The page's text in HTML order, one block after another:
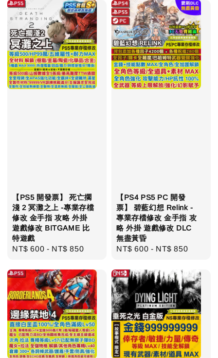
【PS5 開發票】 死亡擱
淺 2 冥灘之上 -專業存檔
修改 金手指 攻略 外掛
遊戲修改 BITGAME 比
特遊戲
Regular
NT$ 600 - NT$ 850
【PS4 PS5 PC 開發
票】 碧藍幻想 Relink -
專業存檔修改 金手指 攻
略 外掛 遊戲修改 DLC
無盡黃昏
Regular
NT$ 600 - NT$ 850